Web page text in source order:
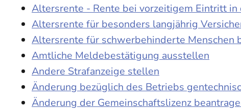
Altersrente - Rente bei vorzeitigem Eintritt in
Altersrente für besonders langjährig
Altersrente für schwerbehinderte Menschen
Amtliche Meldebestätigung ausstellen
Andere Strafanzeige stellen
Änderung bezüglich des Betriebs
Änderung der Gemeinschaftslizenz